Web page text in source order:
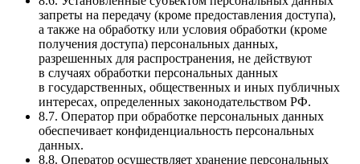
запреты на передачу (кроме предоставления доступа),
а также на обработку или условия обработки (кроме
получения доступа) персональных данных,
разрешенных для распространения, не действуют
в случаях обработки персональных данных
в государственных, общественных и иных публичных
интересах, определенных законодательством РФ.
8.7. Оператор при обработке персональных данных
обеспечивает конфиденциальность персональных
данных.
8.8. Оператор осуществляет хранение персональных